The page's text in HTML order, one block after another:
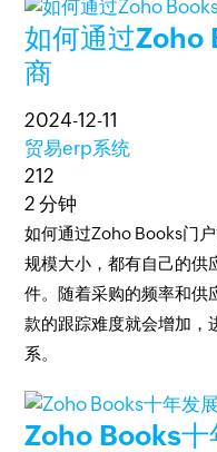
如何通过Zoho
商
2024-12-11
贸易erp系统
212
2 分钟
如何通过Zoho Books门
规模大小，都有自己的供
件。随着采购的频率和供
款的跟踪难度就会增加，
系。
Zoho Books十